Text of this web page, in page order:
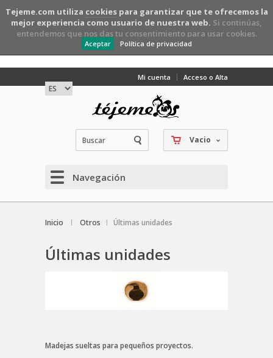
Tejeme.com utiliza cookiespara garantizar que te ofrecemos la
mejor experiencia como usuario de nuestra web. Si continúas,
entendemos que nos das tu consentimiento para usar cookies.
Aceptar Política de privacidad
Mi cuenta Acceso o Alta
Vacio
Navegación
Inicio Otros Últimas unidades
Últimas unidades
Madejas sueltas para pequeños proyectos.